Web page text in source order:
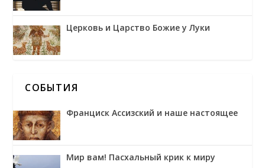
Церковь и Царство Божие у Луки
СОБЫТИЯ
Франциск Ассизский и наше настоящее
Мир вам! Пасхальный крик к миру